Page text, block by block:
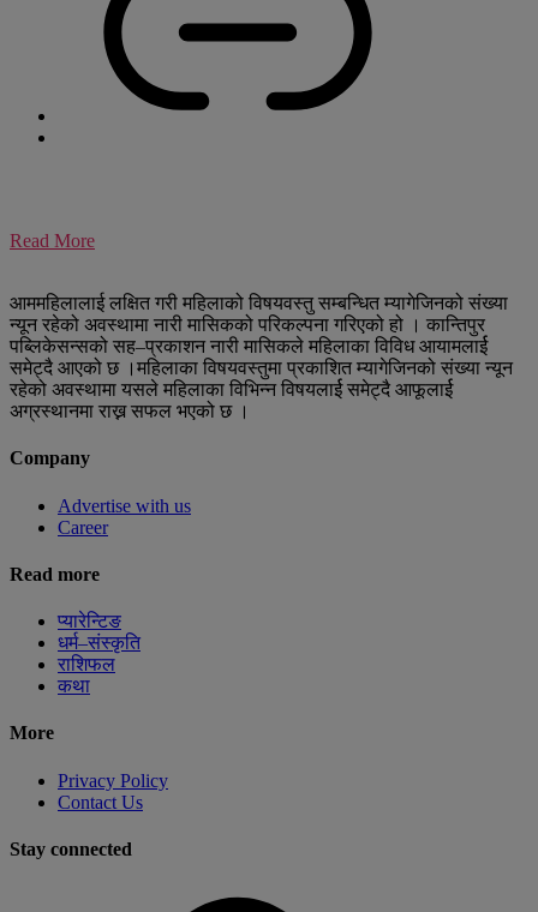
Read More
आममहिलालाई लक्षित गरी महिलाको विषयवस्तु सम्बन्धित म्यागेजिनको संख्या
न्यून रहेको अवस्थामा नारी मासिकको परिकल्पना गरिएको हो । कान्तिपुर
पब्लिकेसन्सको सह–प्रकाशन नारी मासिकले महिलाका विविध आयामलार्ई
समेट्दै आएको छ ।महिलाका विषयवस्तुमा प्रकाशित म्यागेजिनको संख्या न्यून
रहेको अवस्थामा यसले महिलाका विभिन्न विषयलार्ई समेट्दै आफूलार्ई
अग्रस्थानमा राख्न सफल भएको छ ।
Company
Advertise with us
Career
Read more
प्यारेन्टिङ
धर्म–संस्कृति
राशिफल
कथा
More
Privacy Policy
Contact Us
Stay connected